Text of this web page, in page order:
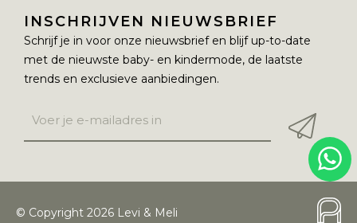
INSCHRIJVEN NIEUWSBRIEF
Schrijf je in voor onze nieuwsbrief en blijf up-to-date
met de nieuwste baby- en kindermode, de laatste
trends en exclusieve aanbiedingen.
© Copyright 2026 Levi & Meli